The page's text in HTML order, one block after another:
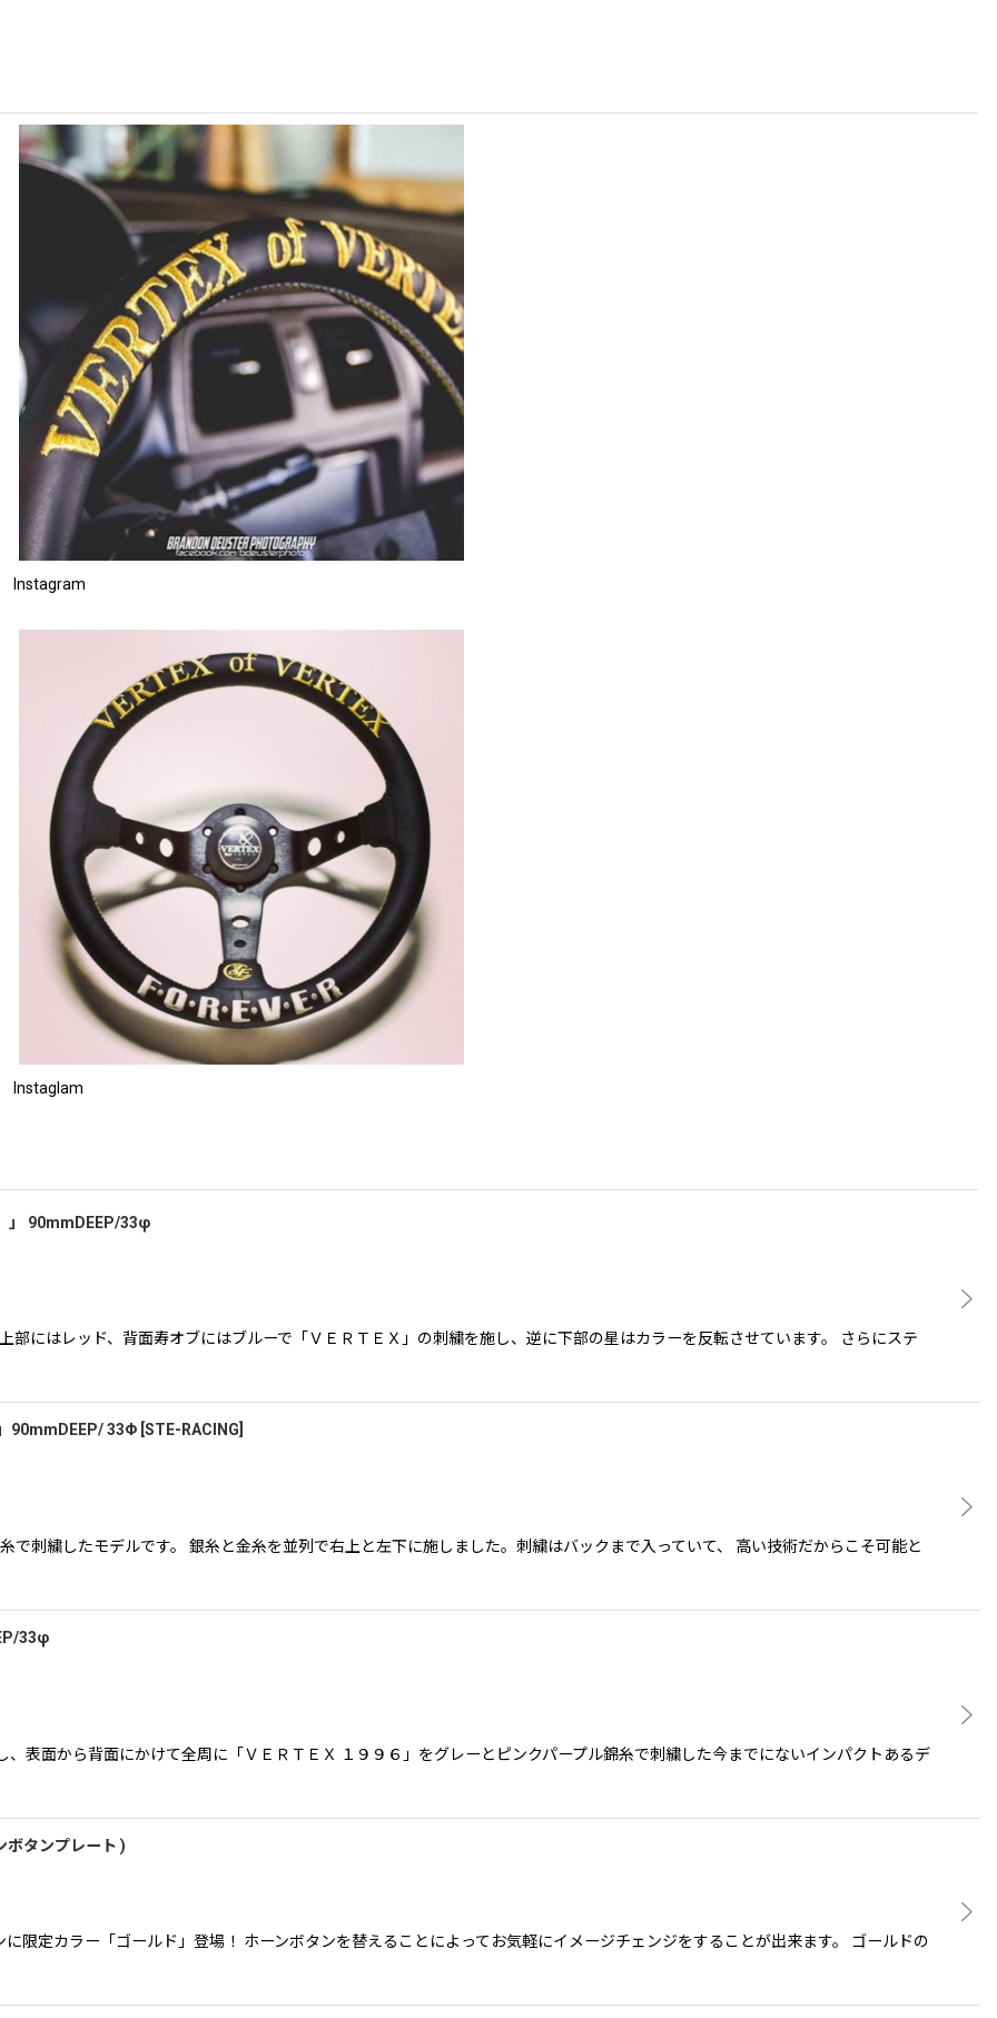
Instagram
Instaglam
」 90mmDEEP/33φ
にはレッド、背面寿オブにはブルーで「ＶＥＲＴＥＸ」の刺繍を施し、逆に下部の星はカラーを反転させています。 さらにステ
90mmDEEP/ 33Φ STE-RACING
で刺繍したモデルです。 銀糸と金糸を並列で右上と左下に施しました。刺繍はバックまで入っていて、 高い技術だからこそ可能と
33φ
表面から背面にかけて全周に「ＶＥＲＴＥＸ １９９６」をグレーとピンクパープル錦糸で刺繍した今までにないインパクトあるデ
ボタンプレート )
限定カラー「ゴールド」登場！ ホーンボタンを替えることによってお気軽にイメージチェンジをすることが出来ます。 ゴールドの